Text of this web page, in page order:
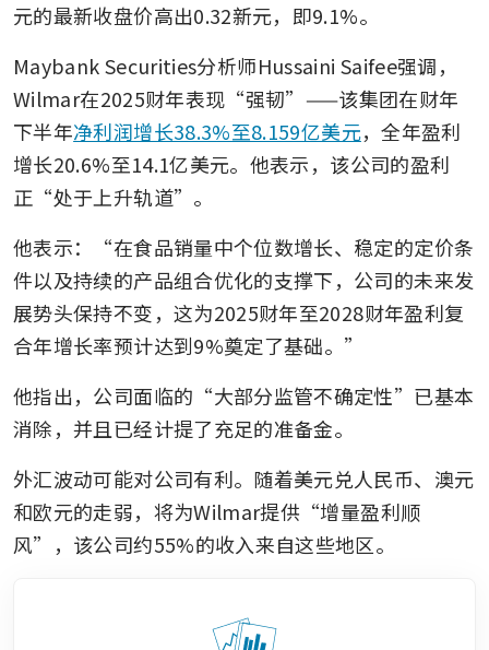
元的最新收盘价高出0.32新元，即9.1%。
Maybank Securities分析师Hussaini Saifee强调，
Wilmar在2025财年表现“强韧”——该集团在财年
下半年净利润增长38.3%至8.159亿美元，全年盈利
增长20.6%至14.1亿美元。他表示，该公司的盈利
正“处于上升轨道”。
他表示：“在食品销量中个位数增长、稳定的定价条
件以及持续的产品组合优化的支撑下，公司的未来发
展势头保持不变，这为2025财年至2028财年盈利复
合年增长率预计达到9%奠定了基础。”
他指出，公司面临的“大部分监管不确定性”已基本
消除，并且已经计提了充足的准备金。
外汇波动可能对公司有利。随着美元兑人民币、澳元
和欧元的走弱，将为Wilmar提供“增量盈利顺
风”，该公司约55%的收入来自这些地区。